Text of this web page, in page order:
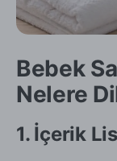
Bebek
Nelere
1. İçerik